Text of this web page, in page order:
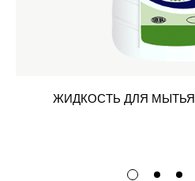
ЖИДКОСТЬ ДЛЯ